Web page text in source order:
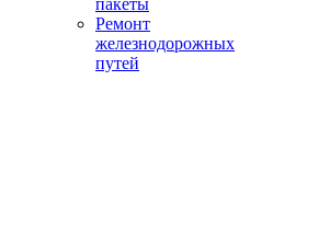
пакеты
Ремонт
железнодорожных
путей